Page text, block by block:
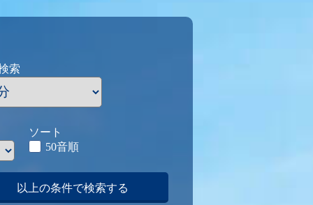
索
ソート
50音順
以上の条件で検索する